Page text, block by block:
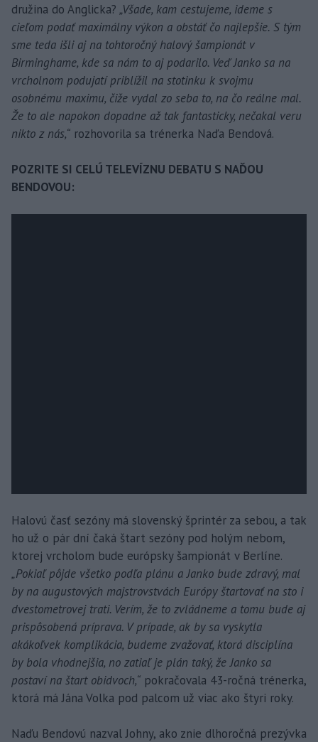
družina do Anglicka? „Všade, kam cestujeme, ideme s
cieľom podať maximálny výkon a obstáť čo najlepšie. S tým
sme teda išli aj na tohtoročný halový šampionát v
Birminghame, kde sa nám to aj podarilo. Veď Janko sa na
vrcholnom podujatí priblížil na stotinku k svojmu
osobnému maximu, čiže vydal zo seba to, na čo reálne mal.
Že to ale napokon dopadne až tak fantasticky, nečakal veru
nikto z nás,“ rozhovorila sa trénerka Naďa Bendová.
POZRITE SI CELÚ TELEVÍZNU DEBATU S NAĎOU
BENDOVOU:
Halovú časť sezóny má slovenský šprintér za sebou, a tak
ho už o pár dní čaká štart sezóny pod holým nebom,
ktorej vrcholom bude európsky šampionát v Berlíne.
„Pokiaľ pôjde všetko podľa plánu a Janko bude zdravý, mal
by na augustových majstrovstvách Európy štartovať na sto i
dvestometrovej trati. Verím, že to zvládneme a tomu bude aj
prispôsobená príprava. V prípade, ak by sa vyskytla
akákoľvek komplikácia, budeme zvažovať, ktorá disciplína
by bola vhodnejšia, no zatiaľ je plán taký, že Janko sa
postaví na štart obidvoch,“ pokračovala 43-ročná trénerka,
ktorá má Jána Volka pod palcom už viac ako štyri roky.
Naďu Bendovú nazval Johny, ako znie dlhoročná prezývka